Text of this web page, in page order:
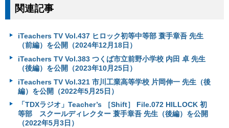
関連記事
iTeachers TV Vol.437 ヒロック初等中等部 蓑手章吾 先生
（前編）を公開（2024年12月18日）
iTeachers TV Vol.383 つくば市立前野小学校 内田 卓 先生
（後編）を公開（2023年10月25日）
iTeachers TV Vol.321 市川工業高等学校 片岡伸一 先生（後
編）を公開（2022年5月25日）
「TDXラジオ」Teacher’s ［Shift］ File.072 HILLOCK 初
等部 スクールディレクター 蓑手章吾 先生（後編）を公開
（2022年5月3日）